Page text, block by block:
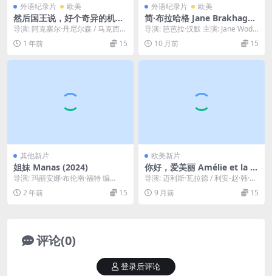
外语纪录片 欧美
然后国王说，好个奇异的机器
And the King Said, What a
Fantastic Machine (2023)
导演: 阿克塞尔·丹尼尔森 / 马克西米
利·范·艾崔克 编剧: 阿克塞尔·丹尼
尔...1 年前 15
外语纪录片 欧美
简·布拉哈格 Jane Brakhage
(1975)
导演: 芭芭拉·汉默 主演: Jane Wode
ning 类型: 纪录片 / 短...
10 月前 15
其他新片
姐妹 Manas (2024)
导演: 玛丽安娜·布伦南·福特 编
剧: 费莉佩·舒尔 Felipe Sholl ...
2 年前 15
欧美新片
你好，爱美丽 Amélie et la m
étaphysique des tubes (20
导演: 迈利斯·瓦拉德 / 利安-赵·韩·金·
邝 编剧: 阿梅丽·诺冬 / 利安...
9 月前 15
评论(0)
登录后评论